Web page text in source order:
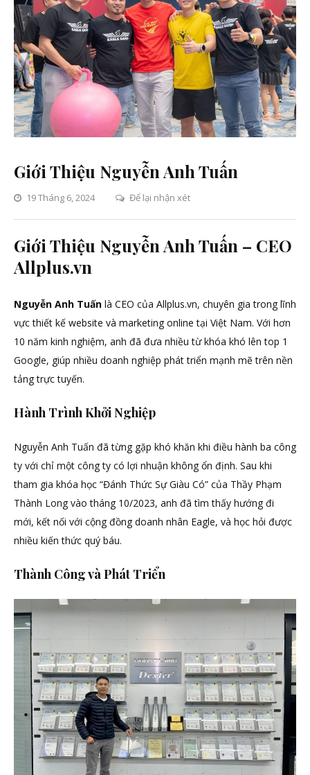
Giới Thiệu Nguyễn Anh Tuấn
19 Tháng 6, 2024 Để lại nhận xéttrên
Nguyễn
Giới Thiệu Nguyễn Anh Tuấn – CEO
Allplus.vn
Nguyễn Anh Tuấn là CEO của Allplus.vn, chuyên gia trong lĩnh
vực thiết kế website và marketing online tại Việt Nam. Với hơn
10 năm kinh nghiệm, anh đã đưa nhiều từ khóa khó lên top 1
Google, giúp nhiều doanh nghiệp phát triển mạnh mẽ trên nền
tảng trực tuyến.
Hành Trình Khởi Nghiệp
Nguyễn Anh Tuấn đã từng gặp khó khăn khi điều hành ba công
ty với chỉ một công ty có lợi nhuận không ổn định. Sau khi
tham gia khóa học “Đánh Thức Sự Giàu Có” của Thầy Phạm
Thành Long vào tháng 10/2023, anh đã tìm thấy hướng đi
mới, kết nối với cộng đồng doanh nhân Eagle, và học hỏi được
nhiều kiến thức quý báu.
Thành Công và Phát Triển